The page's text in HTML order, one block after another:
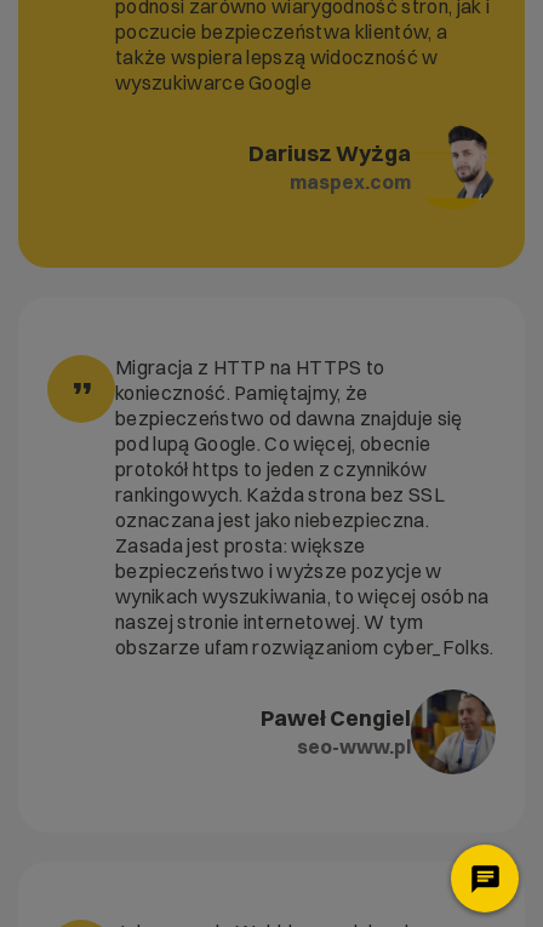
podnosi zarówno wiarygodność stron, jak i
poczucie bezpieczeństwa klientów, a
także wspiera lepszą widoczność w
wyszukiwarce Google
Dariusz Wyżga
maspex.com
”
Migracja z HTTP na HTTPS to
konieczność. Pamiętajmy, że
bezpieczeństwo od dawna znajduje się
pod lupą Google. Co więcej, obecnie
protokół https to jeden z czynników
rankingowych. Każda strona bez SSL
oznaczana jest jako niebezpieczna.
Zasada jest prosta: większe
bezpieczeństwo i wyższe pozycje w
wynikach wyszukiwania, to więcej osób na
naszej stronie internetowej. W tym
obszarze ufam rozwiązaniom cyber_Folks.
Paweł Cengiel
seo-www.pl